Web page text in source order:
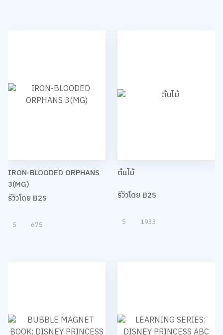
IRON-BLOODED ORPHANS
3(MG)
รีวิวโดย B2S
5 675
ต้นไม้
รีวิวโดย B2S
5 1933